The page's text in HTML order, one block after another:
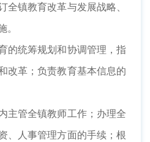
全镇教育改革与发展战略、
统筹规划和协调管理，指
改革；负责教育基本信息的
管全镇教师工作；办理全
、人事管理方面的手续；根